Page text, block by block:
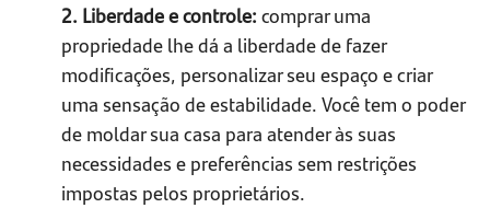
2. Liberdade e controle: comprar uma
propriedade lhe dá a liberdade de fazer
modificações, personalizar seu espaço e criar
uma sensação de estabilidade. Você tem o poder
de moldar sua casa para atender às suas
necessidades e preferências sem restrições
impostas pelos proprietários.